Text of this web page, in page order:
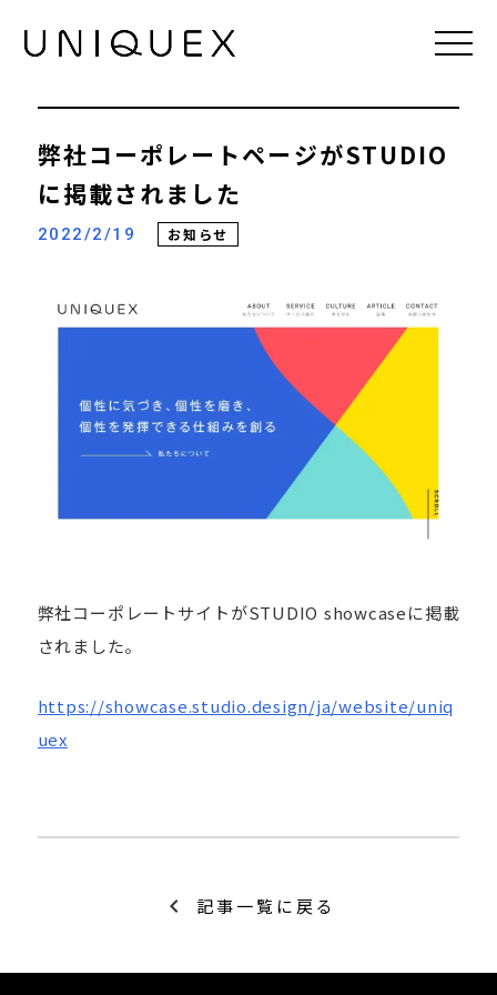
弊社コーポレートページがSTUDIO
に掲載されました
2022/2/19 お知らせ
弊社コーポレートサイトがSTUDIO showcaseに掲載
されました。
https://showcase.studio.design/ja/website/uniq
uex
chevron_left 記事一覧に戻る